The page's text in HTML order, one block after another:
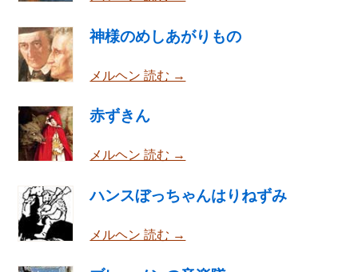
神様のめしあがりもの
メルヘン 読む →
赤ずきん
メルヘン 読む →
ハンスぼっちゃんはりねずみ
メルヘン 読む →